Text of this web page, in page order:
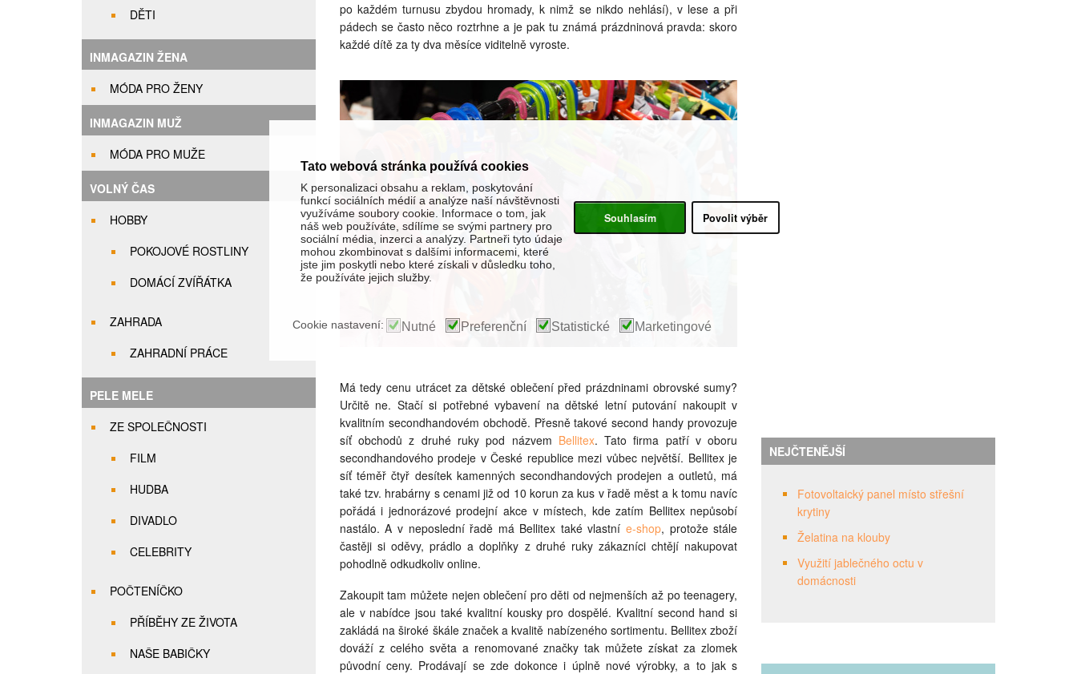
DĚTI
INMAGAZIN ŽENA
MÓDA PRO ŽENY
INMAGAZIN MUŽ
MÓDA PRO MUŽE
VOLNÝ ČAS
HOBBY
POKOJOVÉ ROSTLINY
DOMÁCÍ ZVÍŘÁTKA
ZAHRADA
ZAHRADNÍ PRÁCE
PELE MELE
ZE SPOLEČNOSTI
FILM
HUDBA
DIVADLO
CELEBRITY
POČTENÍČKO
PŘÍBĚHY ZE ŽIVOTA
NAŠE BABIČKY
po každém turnusu zbydou hromady, k nimž se nikdo nehlásí), v lese a při
pádech se často něco roztrhne a je pak tu známá prázdninová pravda: skoro
každé dítě za ty dva měsíce viditelně vyroste.
Má tedy cenu utrácet za dětské oblečení před prázdninami obrovské sumy?
Určitě ne. Stačí si potřebné vybavení na dětské letní putování nakoupit v
kvalitním secondhandovém obchodě. Přesně takové second handy provozuje
síť obchodů z druhé ruky pod názvem Bellitex. Tato firma patří v oboru
secondhandového prodeje v České republice mezi vůbec největší. Bellitex je
síť téměř čtyř desítek kamenných secondhandových prodejen a outletů, má
také tzv. hrabárny s cenami již od 10 korun za kus v řadě měst a k tomu navíc
pořádá i jednorázové prodejní akce v místech, kde zatím Bellitex nepůsobí
nastálo. A v neposlední řadě má Bellitex také vlastníe-shop, protože stále
častěji si oděvy, prádlo a doplňky z druhé ruky zákazníci chtějí nakupovat
pohodlně odkudkoliv online.
Zakoupit tam můžete nejen oblečení pro děti od nejmenších až po teenagery,
ale v nabídce jsou také kvalitní kousky pro dospělé. Kvalitní second hand si
zakládá na široké škále značek a kvalitě nabízeného sortimentu. Bellitex zboží
dováží z celého světa a renomované značky tak můžete získat za zlomek
původní ceny. Prodávají se zde dokonce i úplně nové výrobky, a to jak s
NEJČTENĚJŠÍ
Fotovoltaický panel místo střešní
krytiny
Želatina na klouby
Využití jablečného octu v
domácnosti
Tato webová stránka používá cookies
K personalizaci obsahu a reklam, poskytování
funkcí sociálních médií a analýze naší návštěvnosti
využíváme soubory cookie. Informace o tom, jak
náš web používáte, sdílíme se svými partnery pro
sociální média, inzerci a analýzy. Partneři tyto údaje
mohou zkombinovat s dalšími informacemi, které
jste jim poskytli nebo které získali v důsledku toho,
že používáte jejich služby.
Souhlasím Povolit výběr
Cookie nastavení: Nutné Preferenční Statistické Marketingové